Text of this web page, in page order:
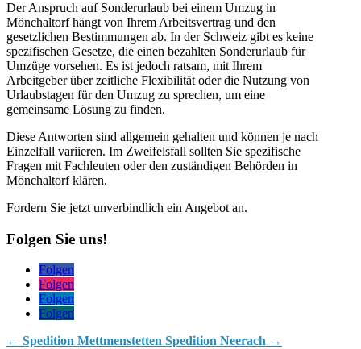
Der Anspruch auf Sonderurlaub bei einem Umzug in
Mönchaltorf hängt von Ihrem Arbeitsvertrag und den
gesetzlichen Bestimmungen ab. In der Schweiz gibt es keine
spezifischen Gesetze, die einen bezahlten Sonderurlaub für
Umzüge vorsehen. Es ist jedoch ratsam, mit Ihrem
Arbeitgeber über zeitliche Flexibilität oder die Nutzung von
Urlaubstagen für den Umzug zu sprechen, um eine
gemeinsame Lösung zu finden.
Diese Antworten sind allgemein gehalten und können je nach
Einzelfall variieren. Im Zweifelsfall sollten Sie spezifische
Fragen mit Fachleuten oder den zuständigen Behörden in
Mönchaltorf klären.
Fordern Sie jetzt unverbindlich ein Angebot an.
Folgen Sie uns!
Folgen
Folgen
Folgen
Folgen
← Spedition Mettmenstetten Spedition Neerach →